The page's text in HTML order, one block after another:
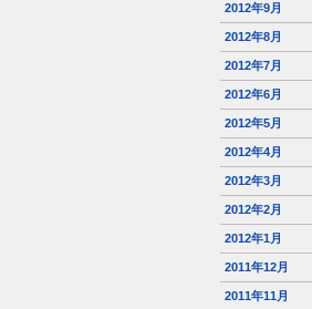
2012年9月
2012年8月
2012年7月
2012年6月
2012年5月
2012年4月
2012年3月
2012年2月
2012年1月
2011年12月
2011年11月